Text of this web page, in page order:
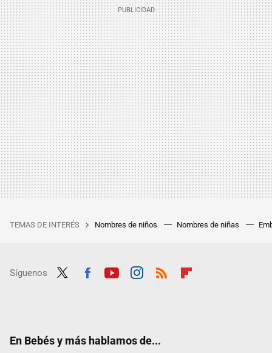
TEMAS DE INTERÉS Nombres de niños Nombres de niñas
Síguenos
En Bebés y más hablamos de...